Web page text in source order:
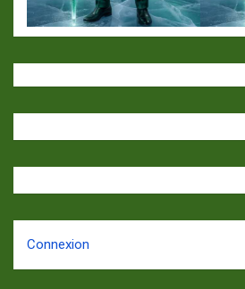
Connexion